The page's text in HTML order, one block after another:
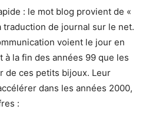
: le mot blog provient de «
traduction de journal sur le net.
voient le jour en
à la fin des années 99 que les
de ces petits bijoux. Leur
dans les années 2000,
: